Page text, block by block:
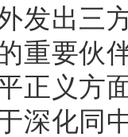
发出三
重要伙
正义方
深化同